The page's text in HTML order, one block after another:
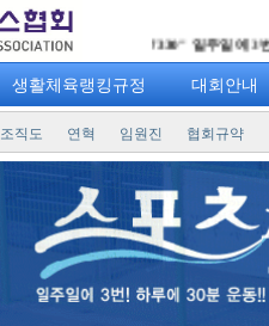
" 스포츠 7330" 일주일에 3번!
생활체육랭킹규정 대회안내
조직도 연혁 임원진 협회규약